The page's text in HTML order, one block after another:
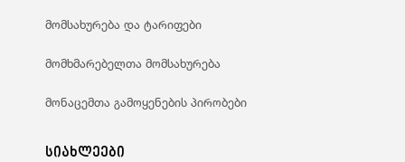
მომსახურება და ტარიფები
მომხმარებელთა მომსახურება
მონაცემთა გამოყენების პირობები
სიახლეები